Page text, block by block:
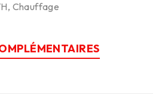
, Chauffage